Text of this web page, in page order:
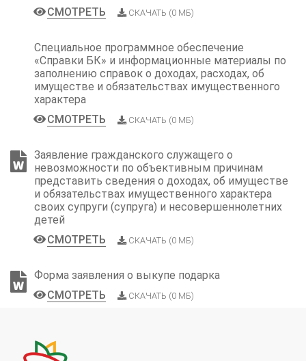
СМОТРЕТЬ
СКАЧАТЬ (0 МБ)
Специальное программное обеспечение
«Справки БК» и информационные материалы по
заполнению справок о доходах, расходах, об
имуществе и обязательствах имущественного
характера
СМОТРЕТЬ
СКАЧАТЬ (0 МБ)
Заявление гражданского служащего о
невозможности по объективным причинам
представить сведения о доходах, об имуществе
и обязательствах имущественного характера
своих супруги (супруга) и несовершеннолетних
детей
СМОТРЕТЬ
СКАЧАТЬ (0 МБ)
Форма заявления о выкупе подарка
СМОТРЕТЬ
СКАЧАТЬ (0 МБ)